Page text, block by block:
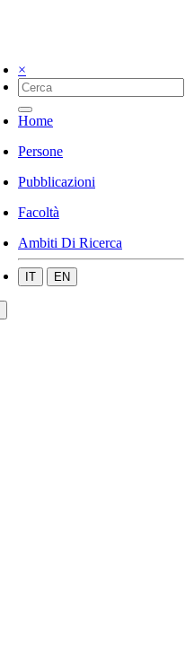
×
Home
Persone
Pubblicazioni
Facoltà
Ambiti Di Ricerca
IT EN